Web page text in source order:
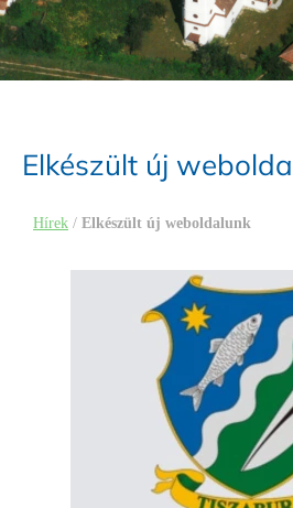
Elkészült új
Hírek / Elkészült új weboldalunk